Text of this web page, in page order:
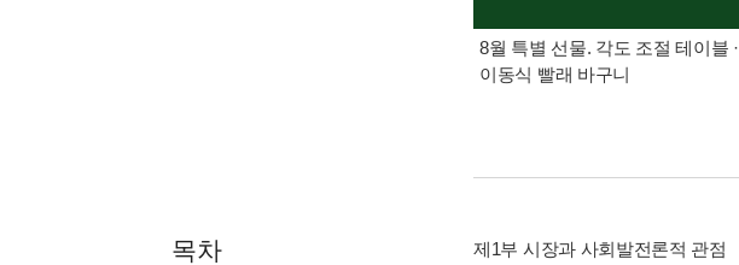
8월 특별 선물. 각도 조절 테이블 ·
이동식 빨래 바구니
목차
제1부 시장과 사회발전론적 관점